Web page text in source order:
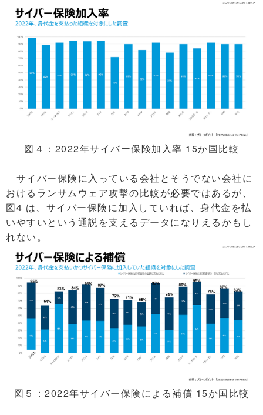
図４：2022年サイバー保険加入率 15か国比較
サイバー保険に入っている会社とそうでない会社に
おけるランサムウェア攻撃の比較が必要ではあるが、
図4 は、サイバー保険に加入していれば、身代金を払
いやすいという通説を支えるデータになりえるかもし
れない。
図５：2022年サイバー保険による補償 15か国比較